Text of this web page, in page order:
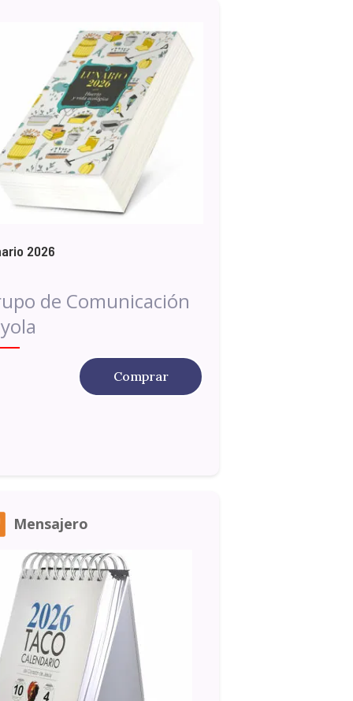
2026
de Comunicación
Comprar
Mensajero